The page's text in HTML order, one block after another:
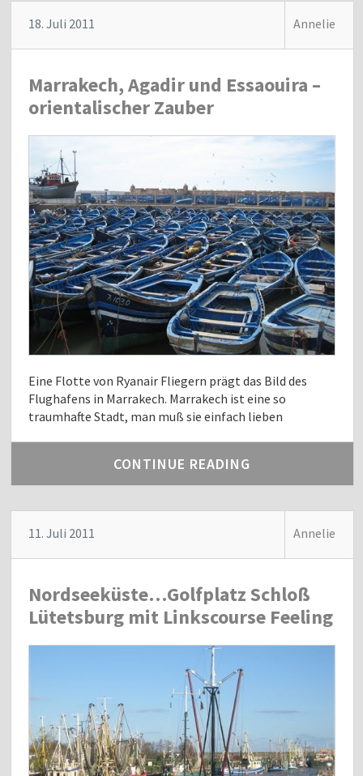
18. Juli 2011 Annelie
Marrakech, Agadir und Essaouira –
orientalischer Zauber
Eine Flotte von Ryanair Fliegern prägt das Bild des
Flughafens in Marrakech. Marrakech ist eine so
traumhafte Stadt, man muß sie einfach lieben
CONTINUE READING
11. Juli 2011 Annelie
Nordseeküste…Golfplatz Schloß
Lütetsburg mit Linkscourse Feeling